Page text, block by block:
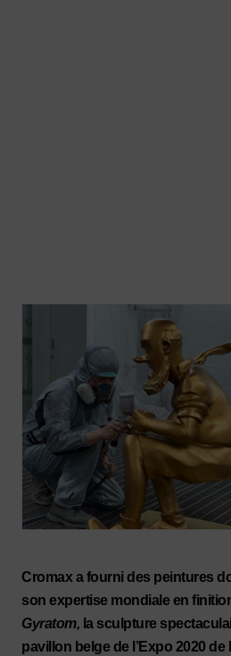
Cromax a fourni des peintures
son expertise mondiale en
Gyratom, la sculpture
pavillon belge de l’Expo 2020